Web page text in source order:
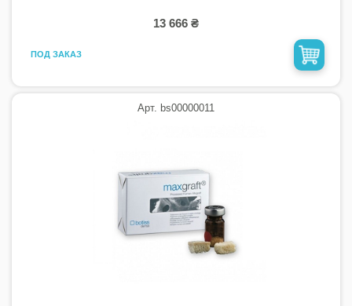
13 666 ₴
ПОД ЗАКАЗ
Арт. bs00000011